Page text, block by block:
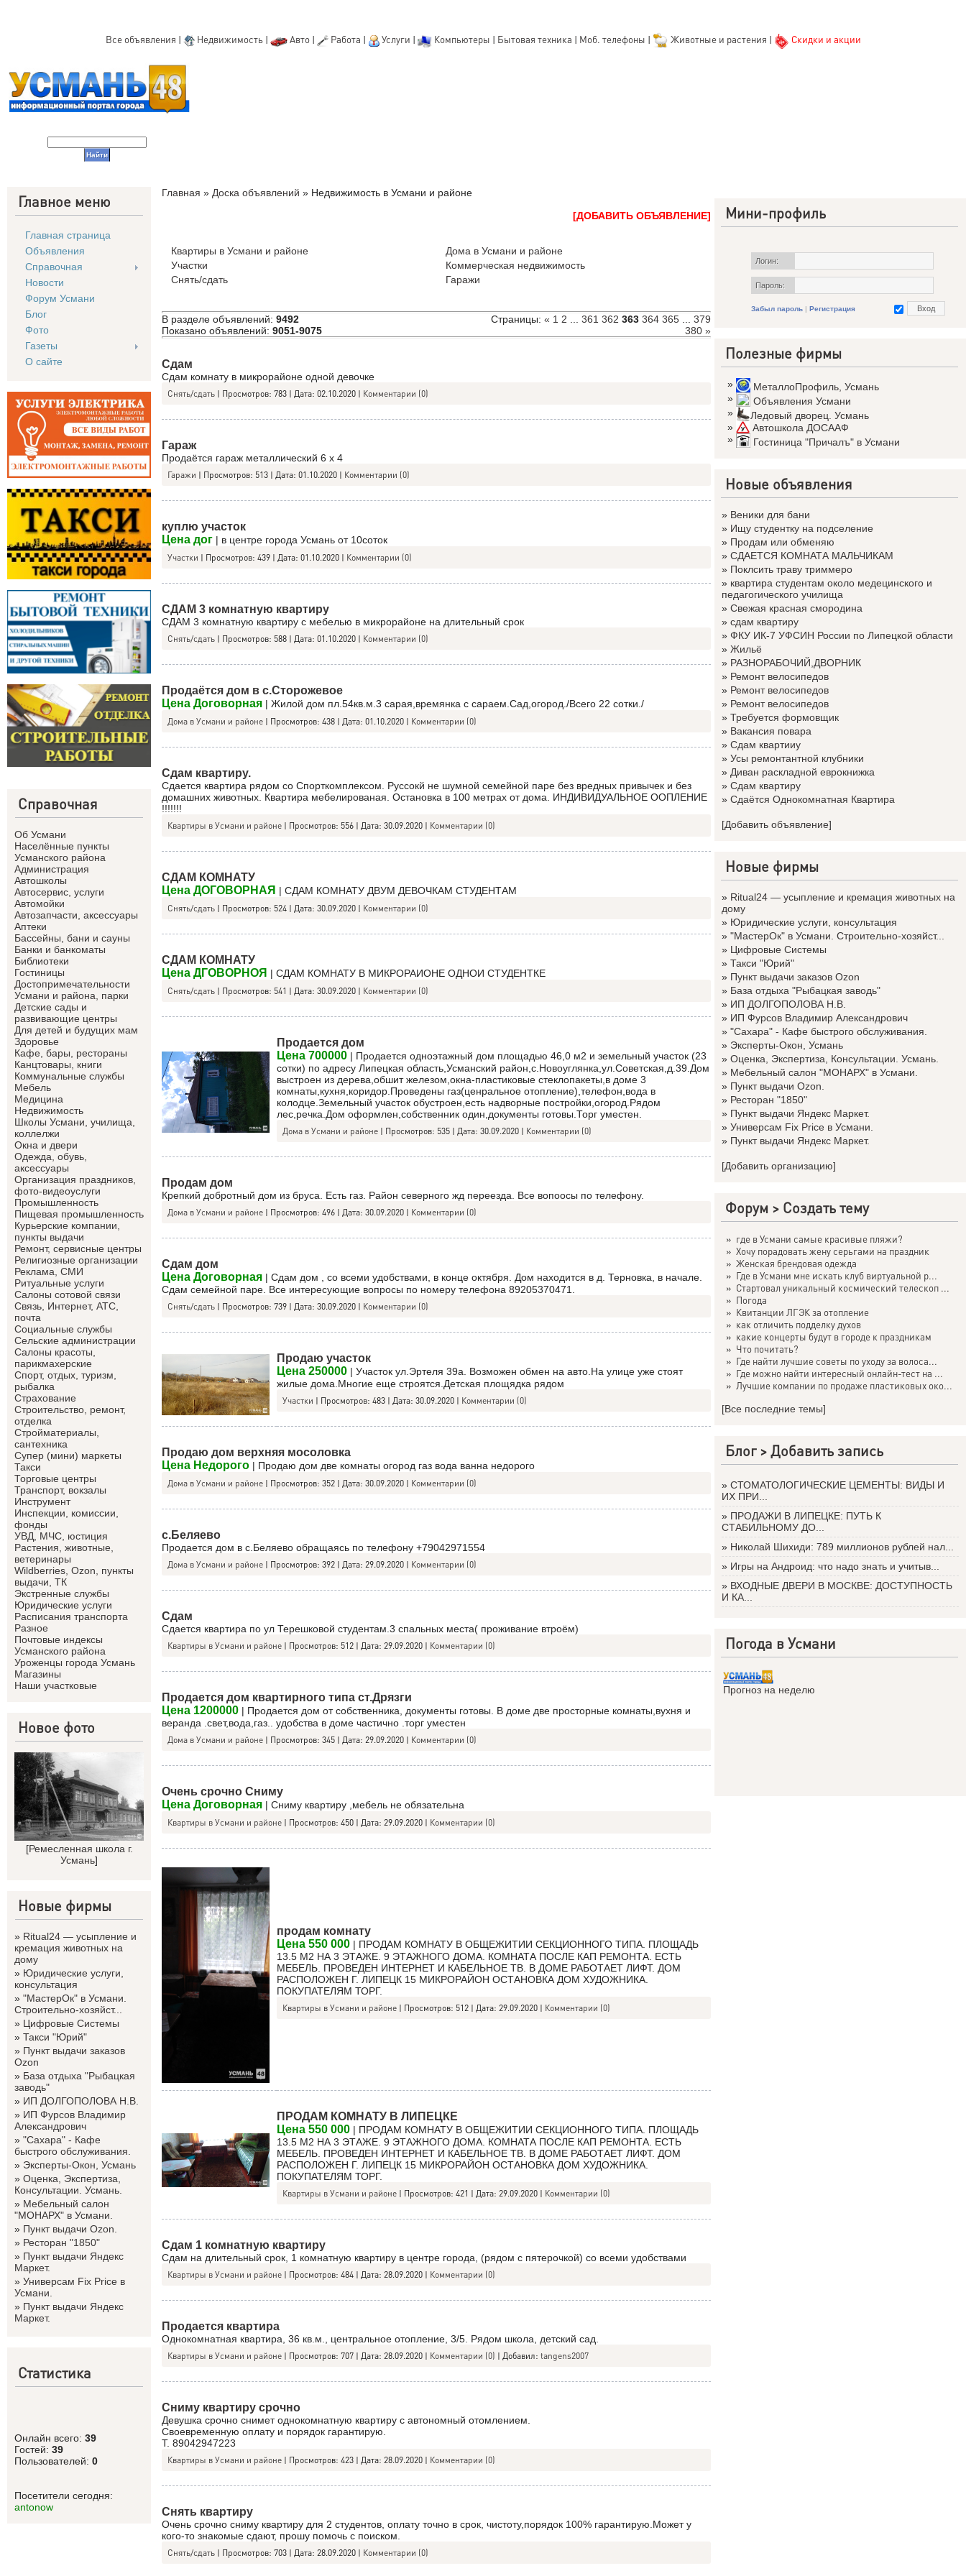
Все объявления | Недвижимость | Авто| Работа | Услуги | Компьютеры | Бытовая техника | Моб. телефоны | Животные и растения | Скидки и акции
Главное меню
Главная страница
Объявления
Справочная
Новости
Форум Усмани
Блог
Фото
Газеты
О сайте
Справочная
Об Усмани
Населённые пункты
Усманского района
Администрация
Автошколы
Автосервис, услуги
Автомойки
Автозапчасти, аксессуары
Аптеки
Бассейны, бани и сауны
Банки и банкоматы
Библиотеки
Гостиницы
Достопримечательности
Усмани и района, парки
Детские сады и
развивающие центры
Для детей и будущих мам
Здоровье
Кафе, бары, рестораны
Канцтовары, книги
Коммунальные службы
Мебель
Медицина
Недвижимость
Школы Усмани, училища,
коллелжи
Окна и двери
Одежда, обувь,
аксессуары
Организация праздников,
фото-видеоуслуги
Промышленность
Пищевая промышленность
Курьерские компании,
пункты выдачи
Ремонт, сервисные центры
Религиозные организации
Реклама, СМИ
Ритуальные услуги
Салоны сотовой связи
Связь, Интернет, АТС,
почта
Социальные службы
Сельские администрации
Салоны красоты,
парикмахерские
Спорт, отдых, туризм,
рыбалка
Страхование
Строительство, ремонт,
отделка
Cтройматериалы,
сантехника
Супер (мини) маркеты
Такси
Торговые центры
Транспорт, вокзалы
Инструмент
Инспекции, комиссии,
фонды
УВД, МЧС, юстиция
Растения, животные,
ветеринары
Wildberries, Ozon, пункты
выдачи, ТК
Экстренные службы
Юридические услуги
Расписания транспорта
Разное
Почтовые индексы
Усманского района
Уроженцы города Усмань
Магазины
Наши участковые
Новое фото
[Ремесленная школа г.
Усмань]
Новые фирмы
» Ritual24 — усыпление и
кремация животных на
дому
» Юридические услуги,
консультация
» "МастерОк" в Усмани.
Строительно-хозяйст...
» Цифровые Системы
» Такси "Юрий"
» Пункт выдачи заказов
Ozon
» База отдыха "Рыбацкая
заводь"
» ИП ДОЛГОПОЛОВА Н.В.
» ИП Фурсов Владимир
Александрович
» "Сахара" - Кафе
быстрого обслуживания.
» Эксперты-Окон, Усмань
» Оценка, Экспертиза,
Консультации. Усмань.
» Мебельный салон
"МОНАРХ" в Усмани.
» Пункт выдачи Ozon.
» Ресторан "1850"
» Пункт выдачи Яндекс
Маркет.
» Универсам Fix Price в
Усмани.
» Пункт выдачи Яндекс
Маркет.
Статистика
Онлайн всего: 39
Гостей: 39
Пользователей: 0
Посетители сегодня:
antonow
Главная » Доска объявлений » Недвижимость в Усмани и районе
[ДОБАВИТЬ ОБЪЯВЛЕНИЕ]
Квартиры в Усмани и районе
Дома в Усмани и районе
Участки
Коммерческая недвижимость
Снять/сдать
Гаражи
В разделе объявлений: 9492
Показано объявлений: 9051-9075
Страницы: « 1 2 361 362 363 364 365
379
380 »
Сдам
Сдам комнату в микрорайоне одной девочке
Снять/сдать | Просмотров: 783 | Дата: 02.10.2020 | Комментарии (0)
Гараж
Продаётся гараж металлический 6 х 4
Гаражи | Просмотров: 513 | Дата: 01.10.2020 | Комментарии (0)
куплю участок
Цена дог | в центре города Усмань от 10соток
Участки | Просмотров: 439 | Дата: 01.10.2020 | Комментарии (0)
СДАМ 3 комнатную квартиру
СДАМ 3 комнатную квартиру с мебелью в микрорайоне на длительный срок
Снять/сдать | Просмотров: 588 | Дата: 01.10.2020 | Комментарии (0)
Продаётся дом в с.Сторожевое
Цена Договорная | Жилой дом пл.54кв.м.3 сарая,времянка с сараем.Сад,огород./Всего 22 сотки./
Дома в Усмани и районе | Просмотров: 438 | Дата: 01.10.2020 | Комментарии (0)
Сдам квартиру.
Сдается квартира рядом со Спорткомплексом. Руссокй не шумной семейной паре без вредных привычек и без
домашних животных. Квартира мебелированая. Остановка в 100 метрах от дома. ИНДИВИДУАЛЬНОЕ ООПЛЕНИЕ
!!!!!!!
Квартиры в Усмани и районе | Просмотров: 556 | Дата: 30.09.2020 | Комментарии (0)
СДАМ КОМНАТУ
Цена ДОГОВОРНАЯ | СДАМ КОМНАТУ ДВУМ ДЕВОЧКАМ СТУДЕНТАМ
Снять/сдать | Просмотров: 524 | Дата: 30.09.2020 | Комментарии (0)
СДАМ КОМНАТУ
Цена ДГОВОРНОЯ | СДАМ КОМНАТУ В МИКРОРАИОНЕ ОДНОИ СТУДЕНТКЕ
Снять/сдать | Просмотров: 541 | Дата: 30.09.2020 | Комментарии (0)
Продается дом
Цена 700000 | Продается одноэтажный дом площадью 46,0 м2 и земельный участок (23
сотки) по адресу Липецкая область,Усманский район,с.Новоуглянка,ул.Советская,д.39.Дом
выстроен из дерева,обшит железом,окна-пластиковые стеклопакеты,в доме 3
комнаты,кухня,коридор.Проведены газ(ценральное отопление),телефон,вода в
колодце.Земельный участок обустроен,есть надворные постройки,огород.Рядом
лес,речка.Дом оформлен,собственник один,документы готовы.Торг уместен.
Дома в Усмани и районе | Просмотров: 535 | Дата: 30.09.2020 | Комментарии (0)
Продам дом
Крепкий добротный дом из бруса. Есть газ. Район северного жд переезда. Все вопоосы по телефону.
Дома в Усмани и районе | Просмотров: 496 | Дата: 30.09.2020 | Комментарии (0)
Сдам дом
Цена Договорная | Сдам дом , со всеми удобствами, в конце октября. Дом находится в д. Терновка, в начале.
Сдам семейной паре. Все интересующие вопросы по номеру телефона 89205370471.
Снять/сдать | Просмотров: 739 | Дата: 30.09.2020 | Комментарии (0)
Продаю участок
Цена 250000 | Участок ул.Эртеля 39а. Возможен обмен на авто.На улице уже стоят
жилые дома.Многие еще строятся.Детская площядка рядом
Участки | Просмотров: 483 | Дата: 30.09.2020 | Комментарии (0)
Продаю дом верхняя мосоловка
Цена Недорого | Продаю дом две комнаты огород газ вода ванна недорого
Дома в Усмани и районе | Просмотров: 352 | Дата: 30.09.2020 | Комментарии (0)
с.Беляево
Продается дом в с.Беляево обращаясь по телефону +79042971554
Дома в Усмани и районе | Просмотров: 392 | Дата: 29.09.2020 | Комментарии (0)
Сдам
Сдается квартира по ул Терешковой студентам.3 спальных места( проживание втроём)
Квартиры в Усмани и районе | Просмотров: 512 | Дата: 29.09.2020 | Комментарии (0)
Продается дом квартирного типа ст.Дрязги
Цена 1200000 | Продается дом от собственника, документы готовы. В доме две просторные комнаты,вухня и
веранда .свет,вода,газ.. удобства в доме частично .торг уместен
Дома в Усмани и районе | Просмотров: 345 | Дата: 29.09.2020 | Комментарии (0)
Очень срочно Сниму
Цена Договорная | Сниму квартиру ,мебель не обязательна
Квартиры в Усмани и районе | Просмотров: 450 | Дата: 29.09.2020 | Комментарии (0)
продам комнату
Цена 550 000 | ПРОДАМ КОМНАТУ В ОБЩЕЖИТИИ СЕКЦИОННОГО ТИПА. ПЛОЩАДЬ
13.5 М2 НА 3 ЭТАЖЕ. 9 ЭТАЖНОГО ДОМА. КОМНАТА ПОСЛЕ КАП РЕМОНТА. ЕСТЬ
МЕБЕЛЬ. ПРОВЕДЕН ИНТЕРНЕТ И КАБЕЛЬНОЕ ТВ. В ДОМЕ РАБОТАЕТ ЛИФТ. ДОМ
РАСПОЛОЖЕН Г. ЛИПЕЦК 15 МИКРОРАЙОН ОСТАНОВКА ДОМ ХУДОЖНИКА.
ПОКУПАТЕЛЯМ ТОРГ.
Квартиры в Усмани и районе | Просмотров: 512 | Дата: 29.09.2020 | Комментарии (0)
ПРОДАМ КОМНАТУ В ЛИПЕЦКЕ
Цена 550 000 | ПРОДАМ КОМНАТУ В ОБЩЕЖИТИИ СЕКЦИОННОГО ТИПА. ПЛОЩАДЬ
13.5 М2 НА 3 ЭТАЖЕ. 9 ЭТАЖНОГО ДОМА. КОМНАТА ПОСЛЕ КАП РЕМОНТА. ЕСТЬ
МЕБЕЛЬ. ПРОВЕДЕН ИНТЕРНЕТ И КАБЕЛЬНОЕ ТВ. В ДОМЕ РАБОТАЕТ ЛИФТ. ДОМ
РАСПОЛОЖЕН Г. ЛИПЕЦК 15 МИКРОРАЙОН ОСТАНОВКА ДОМ ХУДОЖНИКА.
ПОКУПАТЕЛЯМ ТОРГ.
Квартиры в Усмани и районе | Просмотров: 421 | Дата: 29.09.2020 | Комментарии (0)
Сдам 1 комнатную квартиру
Сдам на длительный срок, 1 комнатную квартиру в центре города, (рядом с пятерочкой) со всеми удобствами
Квартиры в Усмани и районе | Просмотров: 484 | Дата: 28.09.2020 | Комментарии (0)
Продается квартира
Однокомнатная квартира, 36 кв.м., центральное отопление, 3/5. Рядом школа, детский сад.
Квартиры в Усмани и районе | Просмотров: 707 | Дата: 28.09.2020 | Комментарии (0) | Добавил: tangens2007
Сниму квартиру срочно
Девушка срочно снимет однокомнатную квартиру с автономный отомлением.
Своевременную оплату и порядок гарантирую.
Т. 89042947223
Квартиры в Усмани и районе | Просмотров: 423 | Дата: 28.09.2020 | Комментарии (0)
Снять квартиру
Очень срочно сниму квартиру для 2 студентов, оплату точно в срок, чистоту,порядок 100% гарантирую.Может у
кого-то знакомые сдают, прошу помочь с поиском.
Снять/сдать | Просмотров: 703 | Дата: 28.09.2020 | Комментарии (0)
Мини-профиль
Логин:
Пароль:
Забыл пароль | Регистрация
Полезные фирмы
» МеталлоПрофиль Усмань
»
Объявления Усмани
»
Ледовый дворец. Усмань
»
Автошкола ДОСААФ
»
Гостиница "Причалъ" в Усмани
Новые объявления
» Веники для бани
» Ищу студентку на подселение
» Продам или обменяю
» СДАЕТСЯ КОМНАТА МАЛЬЧИКАМ
» Поклсить траву триммеро
» квартира студентам около медецинского и
педагогического училища
» Свежая красная смородина
» сдам квартиру
» ФКУ ИК-7 УФСИН России по Липецкой области
» Жильё
» РАЗНОРАБОЧИЙ,ДВОРНИК
» Ремонт велосипедов
» Ремонт велосипедов
» Ремонт велосипедов
» Требуется формовщик
» Вакансия повара
» Сдам квартииу
» Усы ремонтантной клубники
» Диван раскладной еврокнижка
» Сдам квартиру
» Сдаётся Однокомнатная Квартира
[Добавить объявление]
Новые фирмы
» Ritual24 — усыпление и кремация животных на
дому
» Юридические услуги, консультация
» "МастерОк" в Усмани. Строительно-хозяйст...
» Цифровые Системы
» Такси "Юрий"
» Пункт выдачи заказов Ozon
» База отдыха "Рыбацкая заводь"
» ИП ДОЛГОПОЛОВА Н.В.
» ИП Фурсов Владимир Александрович
» "Сахара" - Кафе быстрого обслуживания.
» Эксперты-Окон, Усмань
» Оценка, Экспертиза, Консультации. Усмань.
» Мебельный салон "МОНАРХ" в Усмани.
» Пункт выдачи Ozon.
» Ресторан "1850"
» Пункт выдачи Яндекс Маркет.
» Универсам Fix Price в Усмани.
» Пункт выдачи Яндекс Маркет.
[Добавить организацию]
Форум > Создать тему
» где в Усмани самые красивые пляжи?
» Хочу порадовать жену серьгами на праздник
» Женская брендовая одежда
» Где в Усмани мне искать клуб виртуальной р...
» Стартовал уникальный космический телескоп ...
» Погода
» Квитанции ЛГЭК за отопление
» как отличить подделку духов
» какие концерты будут в городе к праздникам
» Что почитать?
» Где найти лучшие советы по уходу за волоса...
» Где можно найти интересный онлайн-тест на ...
» Лучшие компании по продаже пластиковых око...
[Все последние темы]
Блог >Добавить запись
» СТОМАТОЛОГИЧЕСКИЕ ЦЕМЕНТЫ: ВИДЫ И
ИХ ПРИ...
» ПРОДАЖИ В ЛИПЕЦКЕ: ПУТЬ К
СТАБИЛЬНОМУ ДО...
» Николай Шихиди: 789 миллионов рублей нал...
» Игры на Андроид: что надо знать и учитыв...
» ВХОДНЫЕ ДВЕРИ В МОСКВЕ: ДОСТУПНОСТЬ
И КА...
Погода в Усмани
Прогноз на неделю